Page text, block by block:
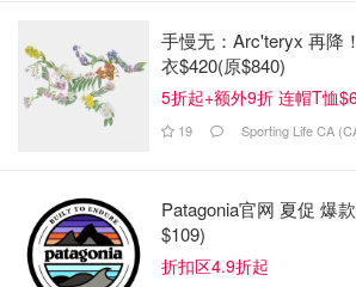
历中汲取经验，我希望与孩子们沟通，
庭中重要的一员，同时也有追求自己兴
macleans封面：Jackie
加拿大移民比例失
拿大第5年后离开！
开比例超30%！
手慢无：Arc'teryx 再降
衣$420(原$840)
5折起+额外9折 连帽T恤
19 Sporting Life CA
Patagonia官网 夏促 爆
$109)
折扣区4.9折起